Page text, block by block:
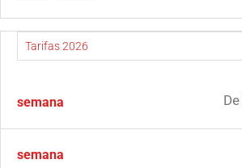
semana De
semana